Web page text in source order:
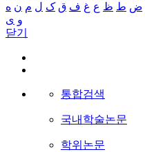
ض ط ظ ع غ ف ق ک ل م ن ه
و ی
닫기
통합검색
국내학술논문
학위논문